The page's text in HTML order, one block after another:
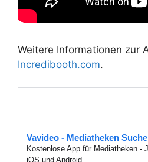
Weitere Informationen zur
Incredibooth.com.